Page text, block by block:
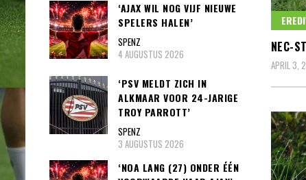
NEC-
APRIL 3,
‘AJAX WIL NOG VIJF NIEUWE
SPELERS HALEN’
SPENZ
4 AUGUSTUS 2026
‘PSV MELDT ZICH IN
ALKMAAR VOOR 24-JARIGE
TROY PARROTT’
SPENZ
3 AUGUSTUS 2026
‘NOA LANG (27) ONDER ÉÉN